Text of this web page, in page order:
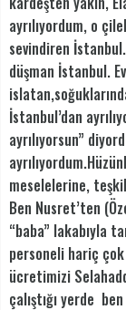
ayrılıyordum, o
sevindiren
düşman İstanbul.
İstanbul’dan
ayrılıyorsun”
meselelerine,
Ben Nusret’ten
“baba” lakabıyla
personeli hariç
ücretimizi
çalıştığı yerde